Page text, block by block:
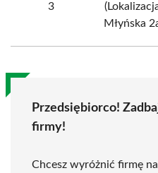
3
Młyńska
Przedsiębiorco!
firmy!
Chcesz wyróżnić firmę